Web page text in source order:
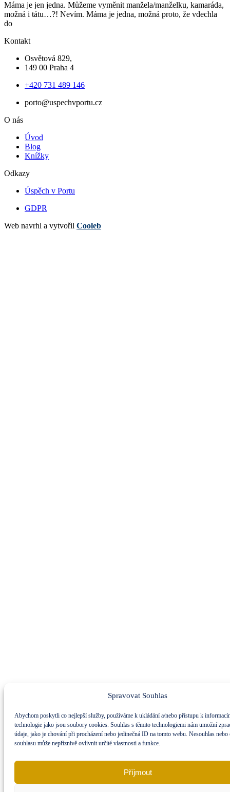
Spravovat Souhlas
Abychom poskytli co nejlepší služby, používáme k ukládání a/nebo přístupu k
technologie jako jsou soubory cookies. Souhlas s těmito technologiemi nám umožní
údaje, jako je chování při procházení nebo jedinečná ID na tomto webu. Nesouhlas
souhlasu může nepříznivě ovlivnit určité vlastnosti a funkce.
Příjmout
Máma je jen jedna. Můžeme vyměnit manžela/manželku, kamaráda,
možná i tátu…?! Nevím. Máma je jedna, možná proto, že vdechla
do
Kontakt
Osvětová 829,
149 00 Praha 4
+420 731 489 146
porto@uspechvportu.cz
O nás
Úvod
Blog
Knížky
Odkazy
Úspěch v Portu
GDPR
Web navrhl a vytvořil Cooleb